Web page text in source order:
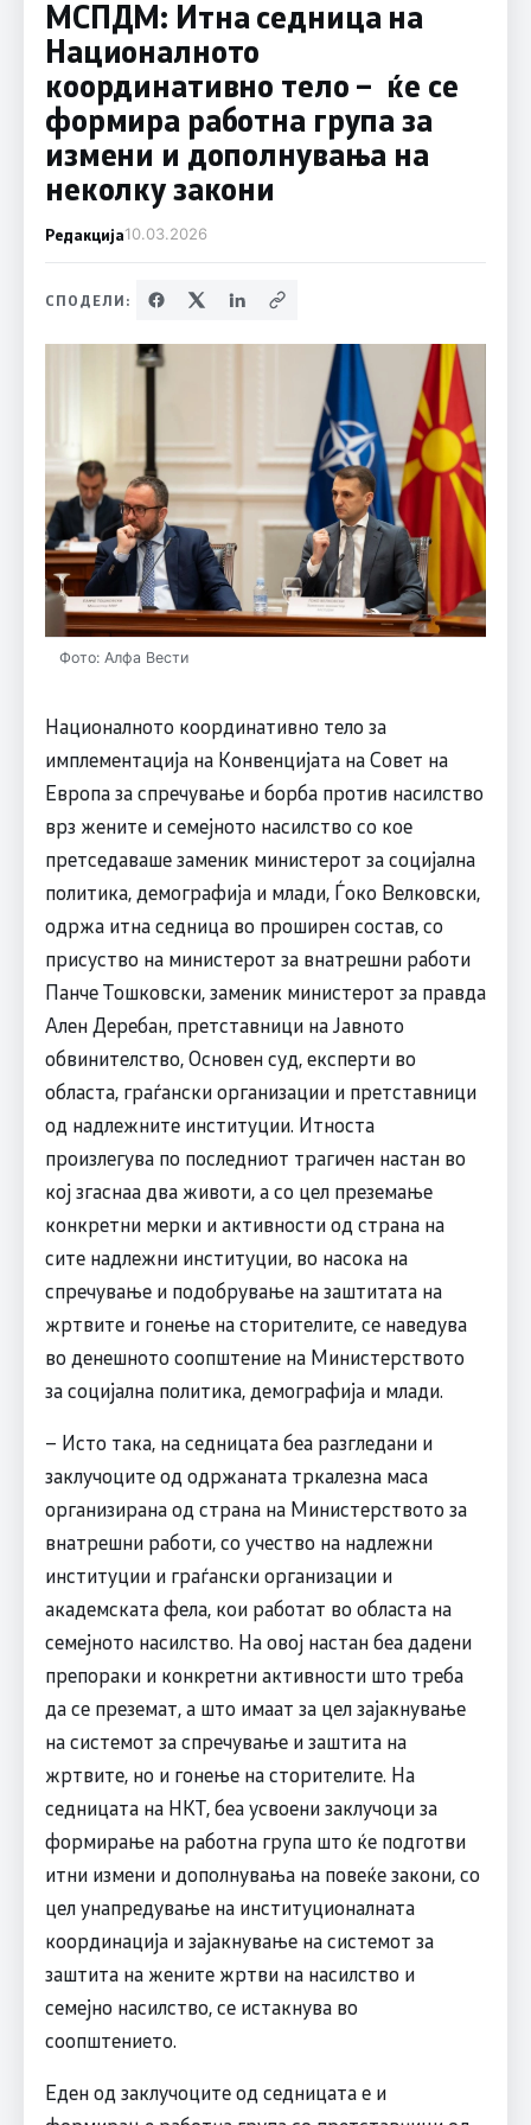
МСПДМ: Итна седница на
Националното
координативно тело – ќе се
формира работна група за
измени и дополнувања на
неколку закони
Редакција10.03.2026
СПОДЕЛИ:
Фото: Алфа Вести
Националното координативно тело за
имплементација на Конвенцијата на Совет на
Европа за спречување и борба против насилство
врз жените и семејното насилство со кое
претседаваше заменик министерот за социјална
политика, демографија и млади, Ѓоко Велковски,
одржа итна седница во проширен состав, со
присуство на министерот за внатрешни работи
Панче Тошковски, заменик министерот за правда
Ален Деребан, претставници на Јавното
обвинителство, Основен суд, експерти во
областа, граѓански организации и претставници
од надлежните институции. Итноста
произлегува по последниот трагичен настан во
кој згаснаа два животи, а со цел преземање
конкретни мерки и активности од страна на
сите надлежни институции, во насока на
спречување и подобрување на заштитата на
жртвите и гонење на сторителите, се наведува
во денешното соопштение на Министерството
за социјална политика, демографија и млади.
– Исто така, на седницата беа разгледани и
заклучоците од одржаната тркалезна маса
организирана од страна на Министерството за
внатрешни работи, со учество на надлежни
институции и граѓански организации и
академската фела, кои работат во областа на
семејното насилство. На овој настан беа дадени
препораки и конкретни активности што треба
да се преземат, а што имаат за цел зајакнување
на системот за спречување и заштита на
жртвите, но и гонење на сторителите. На
седницата на НКТ, беа усвоени заклучоци за
формирање на работна група што ќе подготви
итни измени и дополнувања на повеќе закони, со
цел унапредување на институционалната
координација и зајакнување на системот за
заштита на жените жртви на насилство и
семејно насилство, се истакнува во
соопштението.
Еден од заклучоците од седницата е и